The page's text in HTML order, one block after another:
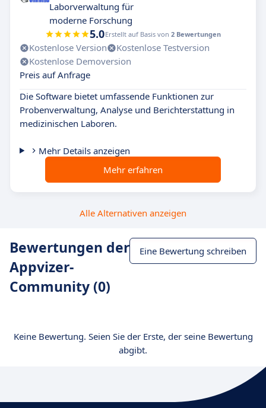
Laborverwaltung für
moderne Forschung
5.0Erstellt auf Basis von 2 Bewertungen
Kostenlose Version
Kostenlose Testversion
Kostenlose Demoversion
Preis auf Anfrage
Die Software bietet umfassende Funktionen zur
Probenverwaltung, Analyse und Berichterstattung in
medizinischen Laboren.
Mehr Details anzeigen
Mehr erfahren
Alle Alternativen anzeigen
Bewertungen der
Appvizer-
Community (0)
Eine Bewertung schreiben
Keine Bewertung. Seien Sie der Erste, der seine Bewertung
abgibt.